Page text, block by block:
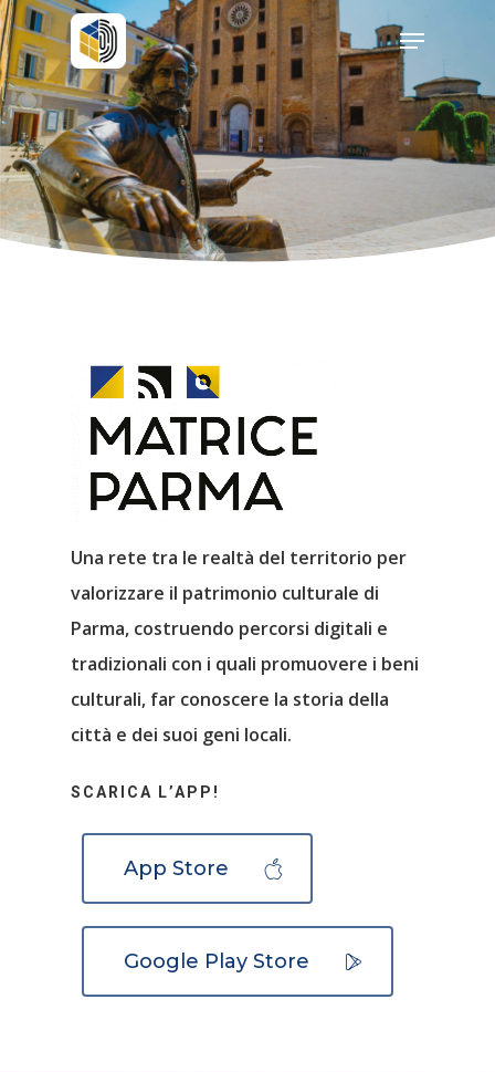
Una rete tra le realtà del territorio per
valorizzare il patrimonio culturale di
Parma, costruendo percorsi digitali e
tradizionali con i quali promuovere i beni
culturali, far conoscere la storia della
città e dei suoi geni locali.
SCARICA L’APP!
App Store
Google Play Store